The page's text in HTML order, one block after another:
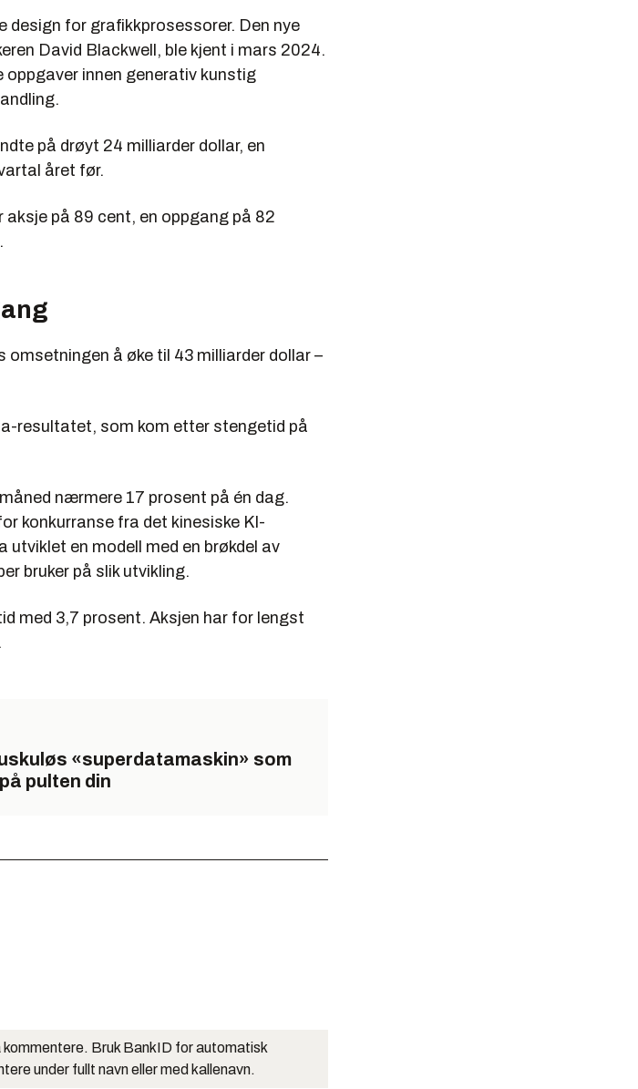
design for grafikkprosessorer. Den nye
David Blackwell, ble kjent i mars 2024.
innen generativ kunstig
på drøyt 24 milliarder dollar, en
året før.
på 89 cent, en oppgang på 82
omsetningen å øke til 43 milliarder dollar –
resultatet, som kom etter stengetid på
nærmere 17 prosent på én dag.
konkurranse fra det kinesiske KI-
utviklet en modell med en brøkdel av
bruker på slik utvikling.
med 3,7 prosent. Aksjen har for lengst
«superdatamaskin» som
pulten din
Bruk BankID for automatisk
under fullt navn eller med kallenavn.